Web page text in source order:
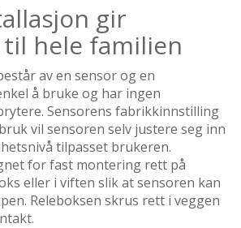
gir
hele familien
av en sensor og en
å bruke og har ingen
Sensorens fabrikkinnstilling
vil sensoren selv justere seg inn
tilpasset brukeren.
for fast montering rett på
eller i viften slik at sensoren kan
Releboksen skrus rett i veggen